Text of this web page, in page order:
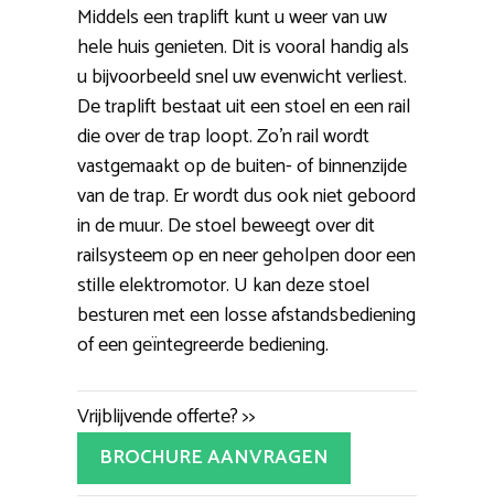
Middels een traplift kunt u weer van uw
hele huis genieten. Dit is vooral handig als
u bijvoorbeeld snel uw evenwicht verliest.
De traplift bestaat uit een stoel en een rail
die over de trap loopt. Zo’n rail wordt
vastgemaakt op de buiten- of binnenzijde
van de trap. Er wordt dus ook niet geboord
in de muur. De stoel beweegt over dit
railsysteem op en neer geholpen door een
stille elektromotor. U kan deze stoel
besturen met een losse afstandsbediening
of een geïntegreerde bediening.
Vrijblijvende offerte? >>
BROCHURE AANVRAGEN